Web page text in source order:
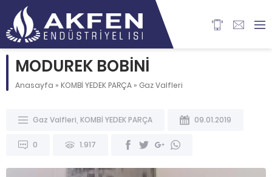
MODUREK BOBİNİ
Anasayfa » KOMBİ YEDEK PARÇA » Gaz Valfleri
Gaz Valfleri KOMBİ YEDEK PARÇA 09.01.2019
0 1.917